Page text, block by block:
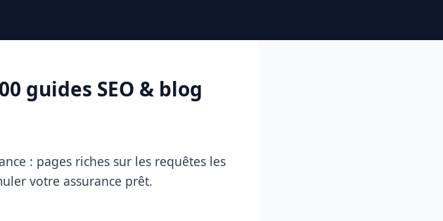
guides SEO & blog
: pages riches sur les requêtes les
votre assurance prêt.